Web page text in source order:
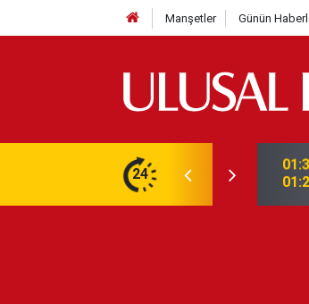
Manşetler Günün
24
en yüksek seviyesine çıktı